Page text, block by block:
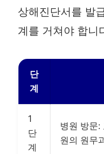
상해진단서를 발
계를 거쳐야 합니
단
계
1
단
계
병원 방문:
원의 원무